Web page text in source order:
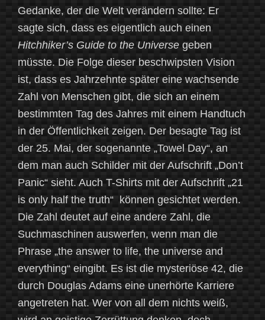
Gedanke, der die Welt verändern sollte: Er
sagte sich, dass es eigentlich auch einen
Hitchhiker’s Guide to the Universe geben
müsste. Die Folge dieser beschwipsten Vision
ist, dass es Jahrzehnte später eine wachsende
Zahl von Menschen gibt, die sich an einem
bestimmten Tag des Jahres mit einem Handtuch
in der Öffentlichkeit zeigen. Der besagte Tag ist
der 25. Mai, der sogenannte „Towel Day“, an
dem man auch Schilder mit der Aufschrift „Don’t
Panic“ sieht. Auch T-Shirts mit der Aufschrift „21
is only half the truth“ können gesichtet werden.
Die Zahl deutet auf eine andere Zahl, die
Suchmaschinen auswerfen, wenn man die
Phrase „the answer to life, the universe and
everything“ eingibt. Es ist die mysteriöse 42, die
durch Douglas Adams eine unerhörte Karriere
angetreten hat. Wer von all dem nichts weiß,